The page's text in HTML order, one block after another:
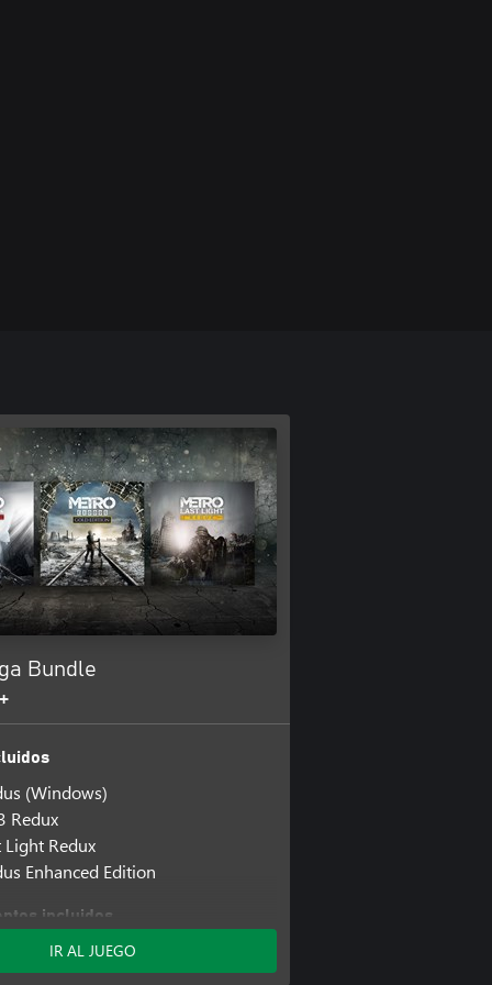
Bundle
(Windows)
Redux
Light Redux
Enhanced Edition
incluidos
- The Two Colonels (Windows)
- Sam's Story (Windows)
IR AL JUEGO